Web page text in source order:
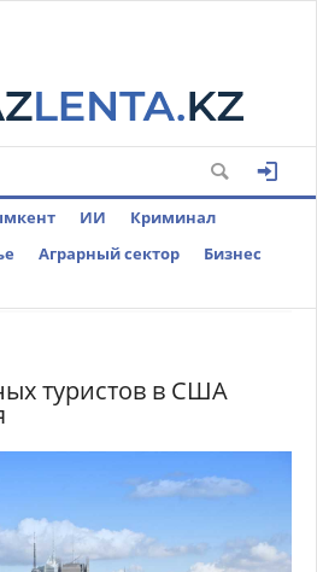
ИИ
Криминал
Аграрный сектор
Бизнес
туристов в США